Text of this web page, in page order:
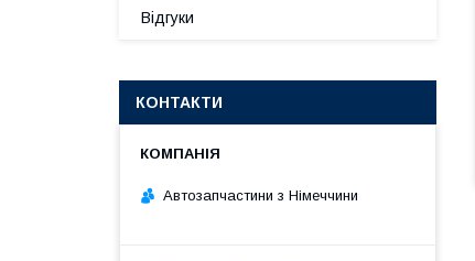
Відгуки
КОНТАКТИ
Автозапчастини з Німеччини